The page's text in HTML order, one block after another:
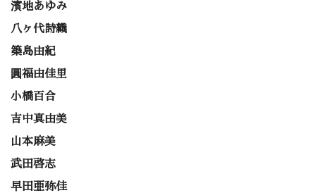
濱地あゆみ
八ヶ代詩織
築島由紀
圓福由佳里
小橋百合
吉中真由美
山本麻美
武田啓志
早田亜弥佳